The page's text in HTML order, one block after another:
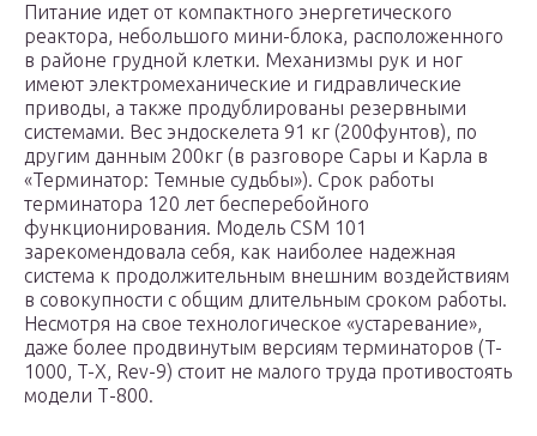
Питание идет от компактного энергетического
реактора, небольшого мини-блока, расположенного
в районе грудной клетки. Механизмы рук и ног
имеют электромеханические и гидравлические
приводы, а также продублированы резервными
системами. Вес эндоскелета 91 кг (200фунтов), по
другим данным 200кг (в разговоре Сары и Карла в
«Терминатор: Темные судьбы»). Срок работы
терминатора 120 лет бесперебойного
функционирования. Модель CSM 101
зарекомендовала себя, как наиболее надежная
система к продолжительным внешним воздействиям
в совокупности с общим длительным сроком работы.
Несмотря на свое технологическое «устаревание»,
даже более продвинутым версиям терминаторов (T-
1000, T-X, Rev-9) стоит не малого труда противостоять
модели Т-800.